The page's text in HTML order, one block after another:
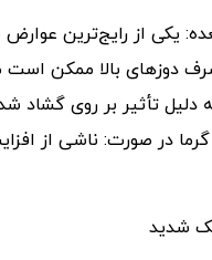
یکی از رایج‌ترین
دوزهای بالا ممکن است
دلیل تأثیر بر روی گشاد
در صورت: ناشی از
شدید